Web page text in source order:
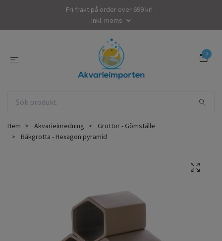
Fri frakt på order över 699 kr!
Inkl. moms
0
Hem Akvarieinredning
Grottor - Gömställe
Räkgrotta - Hexagon pyramid